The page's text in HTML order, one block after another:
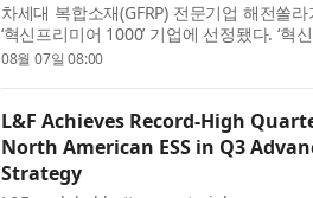
차세대 복합소재(GFRP) 전문기업 해전쏠
‘혁신프리미어 1000’ 기업에 선정됐다. ‘
견기업을 발굴해 금융 및 정책 지원을 연
08월 07일 08:00
L&F Achieves Record-High
North American ESS in Q3
Strategy